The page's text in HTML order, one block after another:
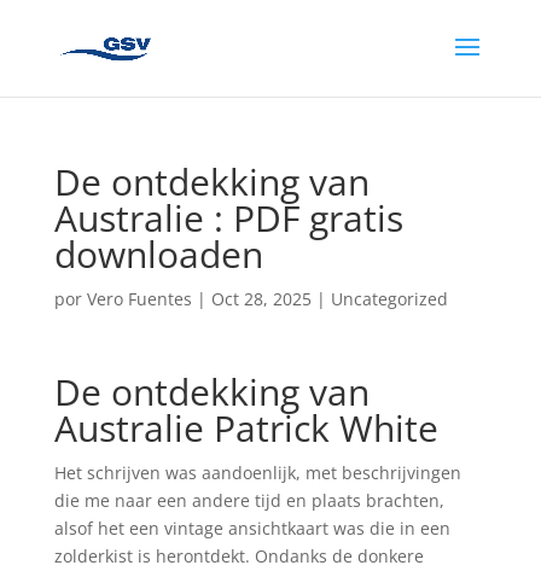
De ontdekking van
Australie : PDF gratis
downloaden
por Vero Fuentes | Oct 28, 2025| Uncategorized
De ontdekking van
Australie Patrick White
Het schrijven was aandoenlijk, met beschrijvingen
die me naar een andere tijd en plaats brachten,
alsof het een vintage ansichtkaart was die in een
zolderkist is herontdekt. Ondanks de donkere